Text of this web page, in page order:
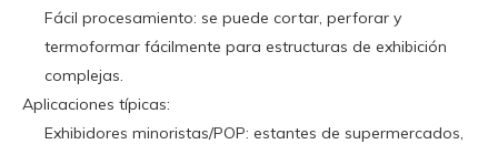
Fácil procesamiento: se puede cortar, perforar y
termoformar fácilmente para estructuras de exhibición
complejas.
Aplicaciones típicas:
Exhibidores minoristas/POP: estantes de supermercados,